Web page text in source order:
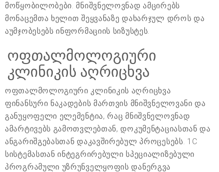
მოწყობილობები. მნიშვნელოვნად ამცირებს
მონაცემთა ხელით შეყვანაზე დახარჯულ დროს და
აუმჯობესებს ინფორმაციის სიზუსტეს.
ოფთალმოლოგიური
კლინიკის აღრიცხვა
ოფთალმოლოგიური კლინიკის აღრიცხვა
ფინანსური ნაკადების მართვის მნიშვნელოვანი და
განუყოფელი ელემენტია, რაც მნიშვნელოვნად
ამარტივებს გამოთვლებთან, დოკუმენტაციასთან და
ანგარიშგებასთან დაკავშირებულ პროცესებს. 1C
სისტემასთან ინტეგრირებული სპეციალიზებული
პროგრამული უზრუნველყოფის დანერგვა